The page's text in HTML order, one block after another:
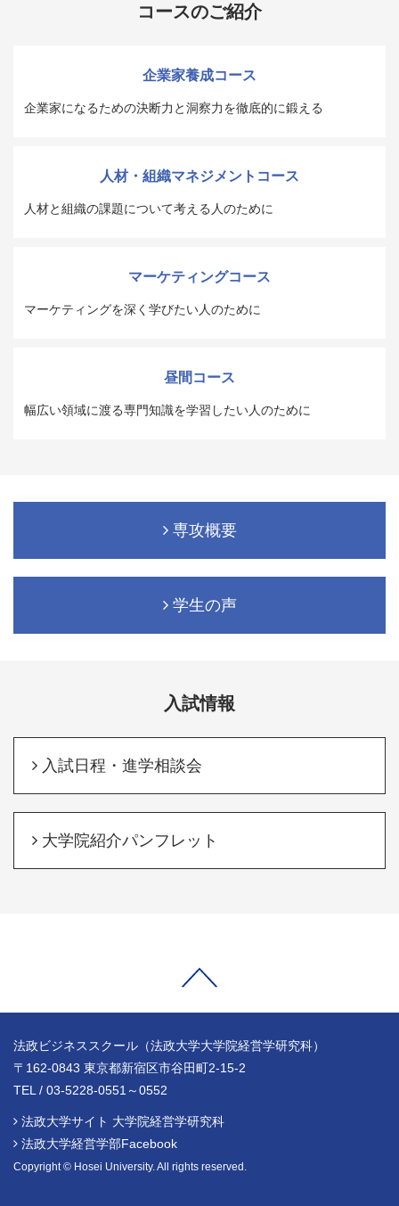
コースのご紹介
企業家養成コース
企業家になるための決断力と洞察力を徹底的に鍛える
人材・組織マネジメントコース
人材と組織の課題について考える人のために
マーケティングコース
マーケティングを深く学びたい人のために
昼間コース
幅広い領域に渡る専門知識を学習したい人のために
専攻概要
学生の声
入試情報
入試日程・進学相談会
大学院紹介パンフレット
法政ビジネススクール（法政大学大学院経営学研究科）
〒162-0843 東京都新宿区市谷田町2-15-2
TEL / 03-5228-0551～0552
法政大学サイト 大学院経営学研究科
法政大学経営学部Facebook
Copyright © Hosei University. All rights reserved.